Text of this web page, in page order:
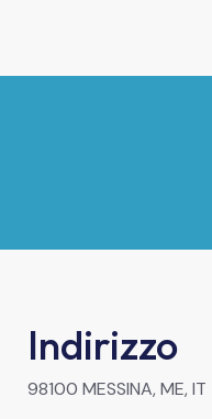
Indirizzo
98100 MESSINA, ME, IT